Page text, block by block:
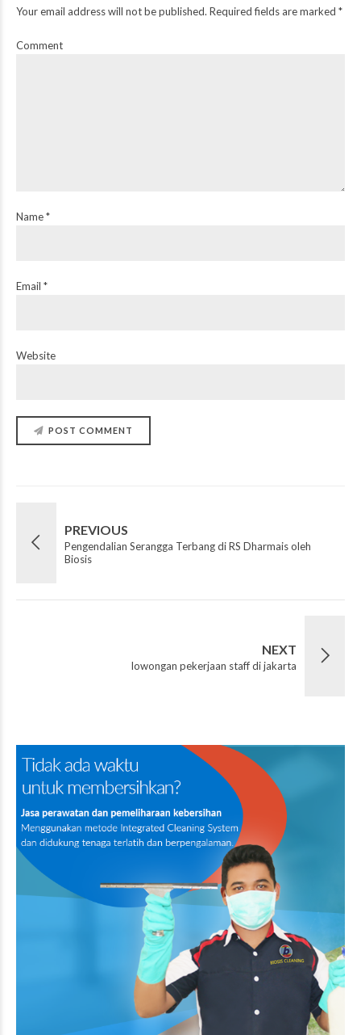
Your email address will not be published. Required fields are marked *
Comment
Name *
Email *
Website
POST COMMENT
PREVIOUS
Pengendalian Serangga Terbang di RS Dharmais oleh
Biosis
NEXT
lowongan pekerjaan staff di jakarta